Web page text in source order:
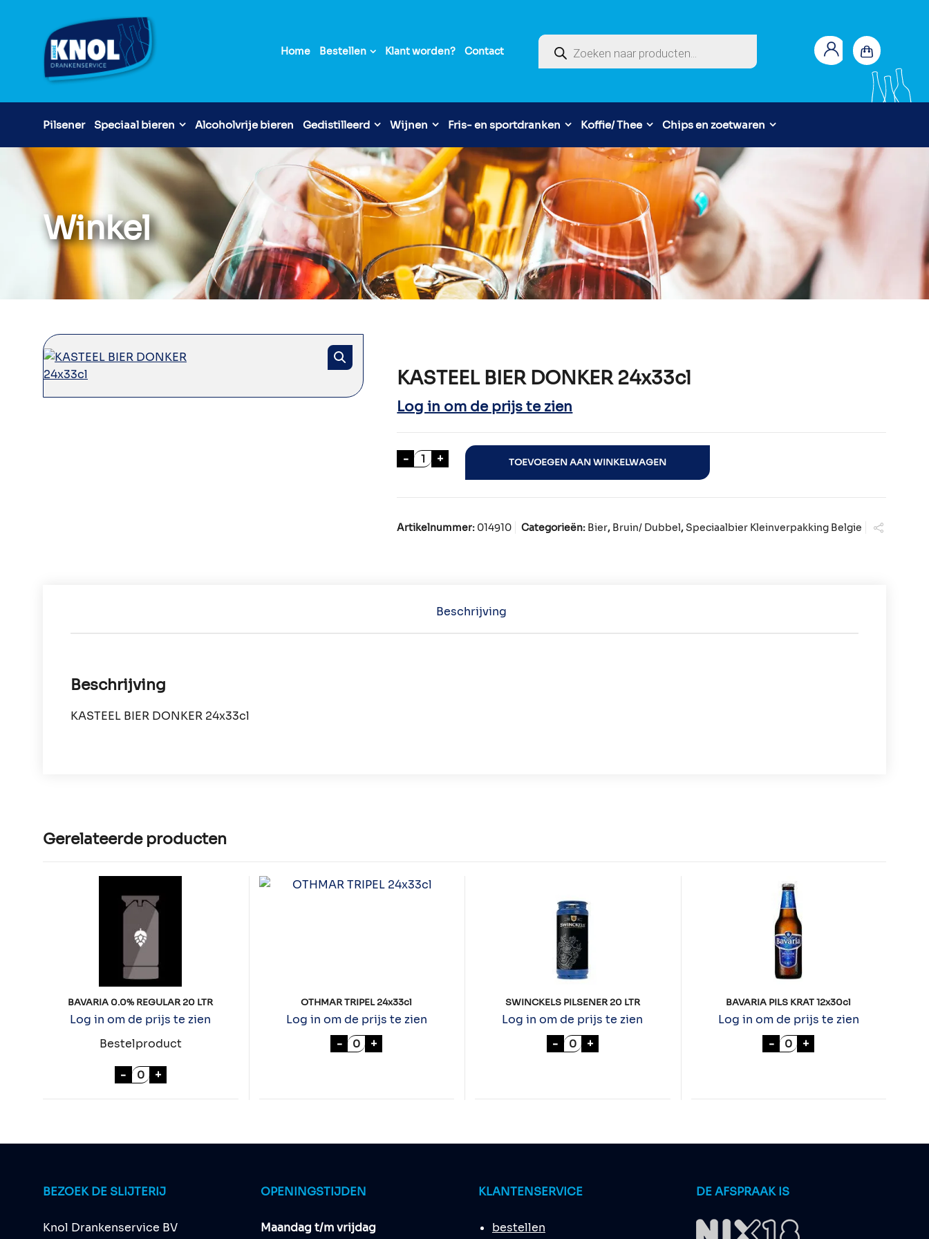
Home Bestellen Klant worden? Contact
Producten zoeken
Pilsener Speciaal bieren Alcoholvrije bieren Gedistilleerd Wijnen Fris- en sportdranken Koffie/ Thee Chips en zoetwaren
Winkel
KASTEEL BIER DONKER 24x33cl
Log in om de prijs te zien
- KASTEEL BIER DONKER 24x33cl aantal
+ TOEVOEGEN AAN WINKELWAGEN
Artikelnummer: 014910 Categorieën: Bier, Bruin/ Dubbel, Speciaalbier Kleinverpakking Belgie
Beschrijving
Beschrijving
KASTEEL BIER DONKER 24x33cl
Gerelateerde producten
BAVARIA 0.0% REGULAR 20 LTR
Log in om de prijs te zien
Bestelproduct
- BAVARIA 0.0% REGULAR 20 LTR aantal
+
OTHMAR TRIPEL 24x33cl
Log in om de prijs te zien
- OTHMAR TRIPEL 24x33cl aantal
+
SWINCKELS PILSENER 20 LTR
Log in om de prijs te zien
- SWINCKELS PILSENER 20 LTR aantal
+
BAVARIA PILS KRAT 12x30cl
Log in om de prijs te zien
- BAVARIA PILS KRAT
+
BEZOEK DE SLIJTERIJ
Knol Drankenservice BV
OPENINGSTIJDEN
Maandag t/m vrijdag
KLANTENSERVICE
bestellen
DE AFSPRAAK IS